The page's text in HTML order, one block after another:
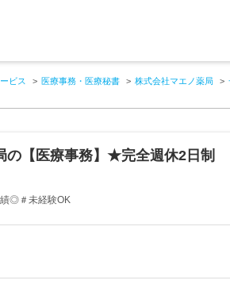
ビス 医療事務・医療秘書 株式会社マエノ薬局
の【医療事務】★完全週休2日制
績◎＃未経験OK